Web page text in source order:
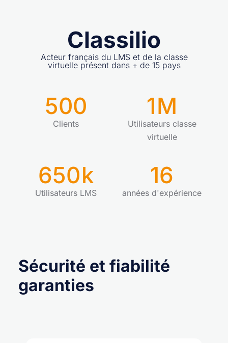
Classilio
Acteur français du LMS et de la classe
virtuelle présent dans + de 15 pays
500
Clients
1M
Utilisateurs classe
virtuelle
650k
Utilisateurs LMS
16
années d'expérience
Sécurité et fiabilité
garanties